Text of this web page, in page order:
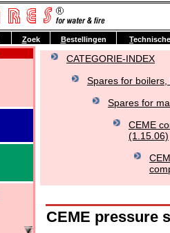
CATEGORIE-INDEX
Spares for
Spares for
CEME
(1.15.06)
CEME pressure
Zoek Bestellingen T